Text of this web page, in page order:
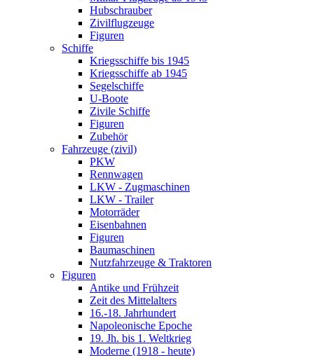
Hubschrauber
Zivilflugzeuge
Figuren
Schiffe
Kriegsschiffe bis 1945
Kriegsschiffe ab 1945
Segelschiffe
U-Boote
Zivile Schiffe
Figuren
Zubehör
Fahrzeuge (zivil)
PKW
Rennwagen
LKW - Zugmaschinen
LKW - Trailer
Motorräder
Eisenbahnen
Figuren
Baumaschinen
Nutzfahrzeuge & Traktoren
Figuren
Antike und Frühzeit
Zeit des Mittelalters
16.-18. Jahrhundert
Napoleonische Epoche
19. Jh. bis 1. Weltkrieg
Moderne (1918 - heute)